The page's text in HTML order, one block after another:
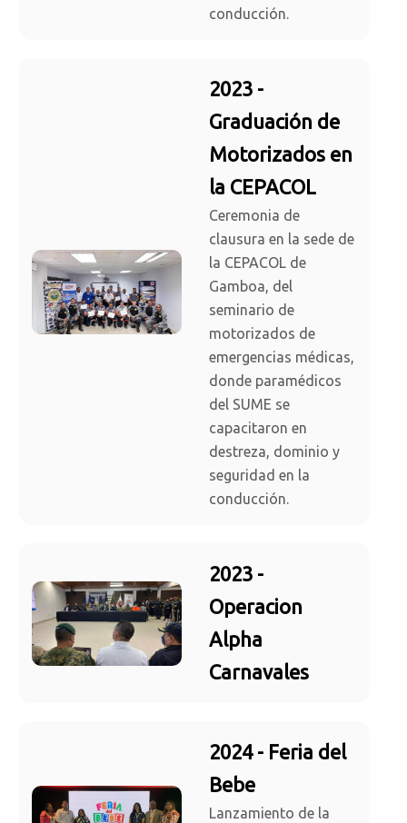
conducción.
2023 -
Graduación de
Motorizados en
la CEPACOL
Ceremonia de
clausura en la sede de
la CEPACOL de
Gamboa, del
seminario de
motorizados de
emergencias médicas,
donde paramédicos
del SUME se
capacitaron en
destreza, dominio y
seguridad en la
conducción.
2023 -
Operacion
Alpha
Carnavales
2024 - Feria del
Bebe
Lanzamiento de la